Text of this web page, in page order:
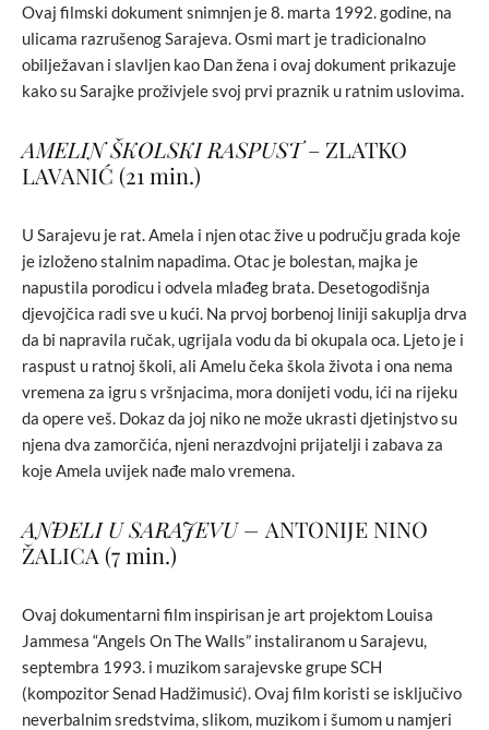
Ovaj filmski dokument snimnjen je 8. marta 1992. godine, na
ulicama razrušenog Sarajeva. Osmi mart je tradicionalno
obilježavan i slavljen kao Dan žena i ovaj dokument prikazuje
kako su Sarajke proživjele svoj prvi praznik u ratnim uslovima.
AMELIN ŠKOLSKI RASPUST– ZLATKO
LAVANIĆ (21 min.)
U Sarajevu je rat. Amela i njen otac žive u području grada koje
je izloženo stalnim napadima. Otac je bolestan, majka je
napustila porodicu i odvela mlađeg brata. Desetogodišnja
djevojčica radi sve u kući. Na prvoj borbenoj liniji sakuplja drva
da bi napravila ručak, ugrijala vodu da bi okupala oca. Ljeto je i
raspust u ratnoj školi, ali Amelu čeka škola života i ona nema
vremena za igru s vršnjacima, mora donijeti vodu, ići na rijeku
da opere veš. Dokaz da joj niko ne može ukrasti djetinjstvo su
njena dva zamorčića, njeni nerazdvojni prijatelji i zabava za
koje Amela uvijek nađe malo vremena.
ANĐELI U SARAJEVU– ANTONIJE NINO
ŽALICA (7 min.)
Ovaj dokumentarni film inspirisan je art projektom Louisa
Jammesa “Angels On The Walls” instaliranom u Sarajevu,
septembra 1993. i muzikom sarajevske grupe SCH
(kompozitor Senad Hadžimusić). Ovaj film koristi se isključivo
neverbalnim sredstvima, slikom, muzikom i šumom u namjeri